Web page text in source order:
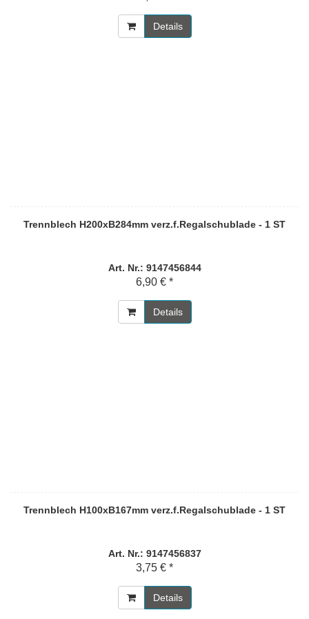
Details
Trennblech H200xB284mm verz.f.Regalschublade - 1 ST
Art. Nr.: 9147456844
6,90 € *
Details
Trennblech H100xB167mm verz.f.Regalschublade - 1 ST
Art. Nr.: 9147456837
3,75 € *
Details